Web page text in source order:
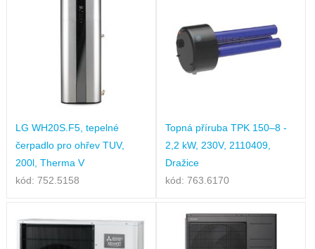
LG WH20S.F5, tepelné
čerpadlo pro ohřev TUV,
200l, Therma V
kód: 752.5158
Topná příruba TPK 150–8 -
2,2 kW, 230V, 2110409,
Dražice
kód: 763.6170